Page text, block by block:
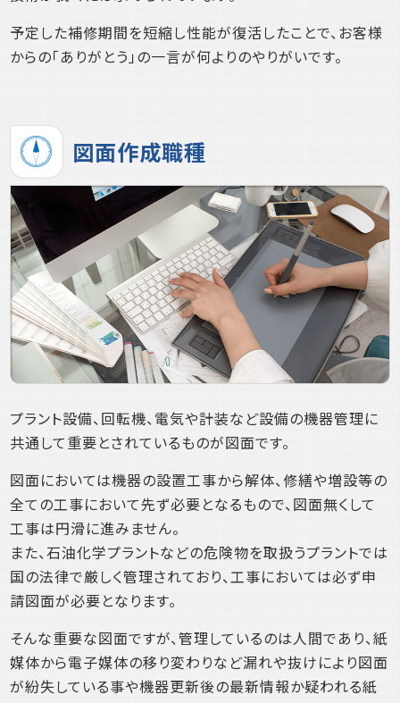
予定した補修期間を短縮し性能が復活したことで、お客様
からの「ありがとう」の一言が何よりのやりがいです。
図面作成職種
プラント設備、回転機、電気や計装など設備の機器管理に
共通して重要とされているものが図面です。
図面においては機器の設置工事から解体、修繕や増設等の
全ての工事において先ず必要となるもので、図面無くして
工事は円滑に進みません。
また、石油化学プラントなどの危険物を取扱うプラントでは
国の法律で厳しく管理されており、工事においては必ず申
請図面が必要となります。
そんな重要な図面ですが、管理しているのは人間であり、紙
媒体から電子媒体の移り変わりなど漏れや抜けにより図面
が紛失している事や機器更新後の最新情報か疑われる紙